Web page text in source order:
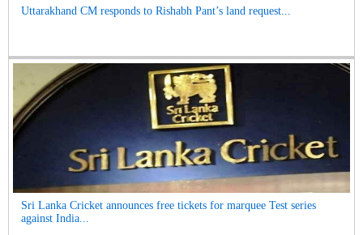
Uttarakhand CM responds to Rishabh Pant’s land request...
Sri Lanka Cricket announces free tickets for marquee Test series
against India...